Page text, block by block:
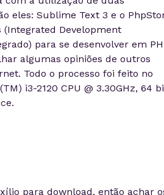
eles: Sublime Text 3 e o
(Integrated Development
para se desenvolver em
algumas opiniões de outros
Todo o processo foi feito no
i3-2120 CPU @ 3.30GHz, 64
para download, então achar